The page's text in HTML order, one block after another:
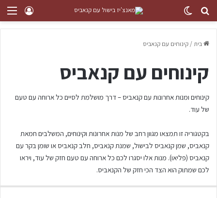
בית/ קינוחים עם קנאביס
קינוחים עם קנאביס
קינוחים ומנות אחרונות עם קנאביס – דרך מושלמת לסיים כל ארוחה עם טעם
של עוד.
בקטגוריה זו תמצאו מגוון רחב של מנות אחרונות וקינוחים, המשלבים חמאת
קנאביס, שמן קנאביס לבישול, שמנת קנאביס, חלב קנאביס או שומן בקר עם
קנאביס (פליאו). מנות אלו יסגרו לכם כל ארוחה עם טעם חזק של עוד, ויראו
לכם שמתוק הוא הצד הכי חזק של הקנאביס.